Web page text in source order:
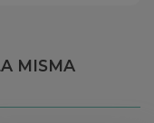
MISMA